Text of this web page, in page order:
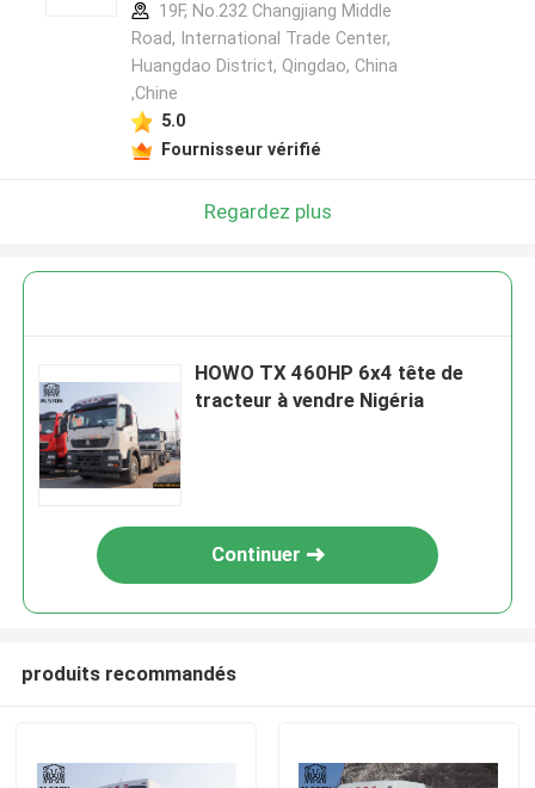
19F, No.232 Changjiang Middle
Road, International Trade Center,
Huangdao District, Qingdao, China
,Chine
5.0
Fournisseur vérifié
Regardez plus
HOWO TX 460HP 6x4 tête de
tracteur à vendre Nigéria
Continuer
produits recommandés